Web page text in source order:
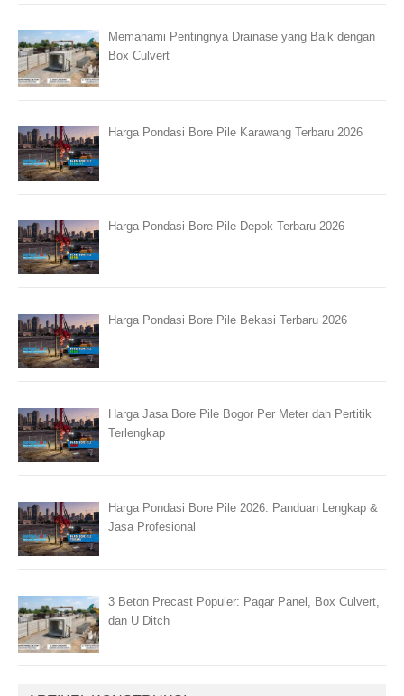
Memahami Pentingnya Drainase yang Baik dengan
Box Culvert
Harga Pondasi Bore Pile Karawang Terbaru 2026
Harga Pondasi Bore Pile Depok Terbaru 2026
Harga Pondasi Bore Pile Bekasi Terbaru 2026
Harga Jasa Bore Pile Bogor Per Meter dan Pertitik
Terlengkap
Harga Pondasi Bore Pile 2026: Panduan Lengkap &
Jasa Profesional
3 Beton Precast Populer: Pagar Panel, Box Culvert,
dan U Ditch